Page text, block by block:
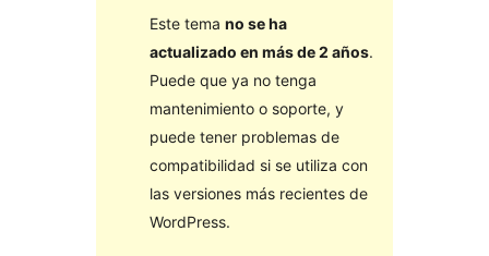
Este tema no se ha
actualizado en más de 2 años.
Puede que ya no tenga
mantenimiento o soporte, y
puede tener problemas de
compatibilidad si se utiliza con
las versiones más recientes de
WordPress.